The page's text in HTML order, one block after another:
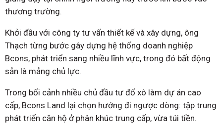
thương trường.
Khởi đầu với công ty tư vấn thiết kế và xây dựng, ông
Thạch từng bước gây dựng hệ thống doanh nghiệp
Bcons, phát triển sang nhiều lĩnh vực, trong đó bất động
sản là mảng chủ lực.
Trong bối cảnh nhiều chủ đầu tư đổ xô làm dự án cao
cấp, Bcons Land lại chọn hướng đi ngược dòng: tập trung
phát triển căn hộ ở phân khúc trung cấp, vừa túi tiền.